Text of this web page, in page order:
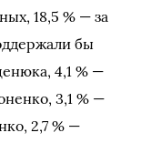
18,5 % — за
бы
4,1 % —
3,1 % —
2,7 % —